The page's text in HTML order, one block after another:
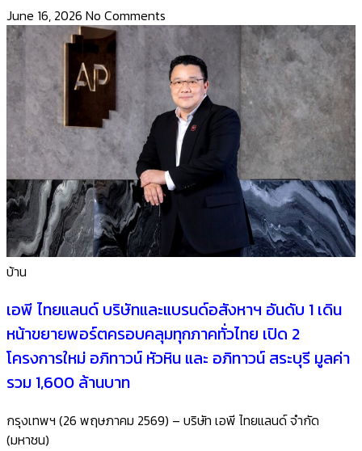
June 16, 2026 No Comments
บ้าน
เอพี ไทยแลนด์ บริษัทและแบรนด์อสังหาฯ อันดับ 1 เดิน
หน้าขยายพอร์ตครอบคลุมทุกภาคทั่วไทย เปิด 2
โครงการใหม่ อภิทาวน์ หัวหิน และ อภิทาวน์ สระบุรี มูลค่า
รวม 1,600 ล้านบาท
กรุงเทพฯ (26 พฤษภาคม 2569) – บริษัท เอพี ไทยแลนด์ จำกัด
(มหาชน)